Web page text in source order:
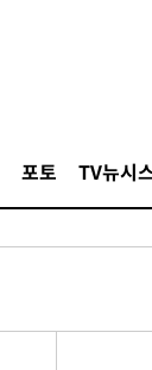
포토 TV뉴시